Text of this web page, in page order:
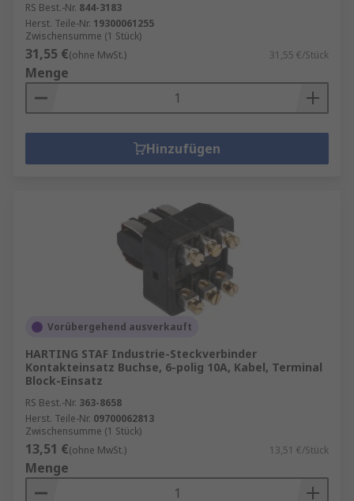
RS Best.-Nr. 844-3183
Herst. Teile-Nr. 19300061255
Zwischensumme (1 Stück)
31,55 €(ohne MwSt.) 31,55 €/Stück
Menge
Hinzufügen
Vorübergehend ausverkauft
HARTING STAF Industrie-Steckverbinder
Kontakteinsatz Buchse, 6-polig 10A, Kabel, Terminal
Block-Einsatz
RS Best.-Nr. 363-8658
Herst. Teile-Nr. 09700062813
Zwischensumme (1 Stück)
13,51 €(ohne MwSt.) 13,51 €/Stück
Menge